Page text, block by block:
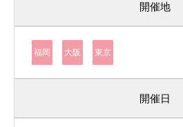
開催地
福岡 大阪 東京
開催日